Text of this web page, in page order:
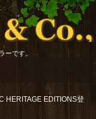
ーです。
HERITAGE EDITIONS登